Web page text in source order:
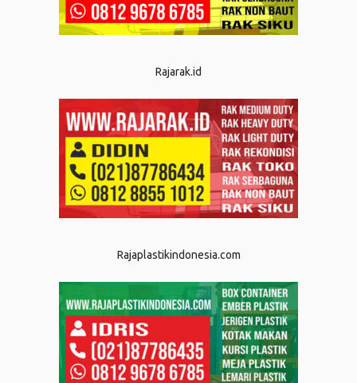
Rajarak.id
Rajaplastikindonesia.com